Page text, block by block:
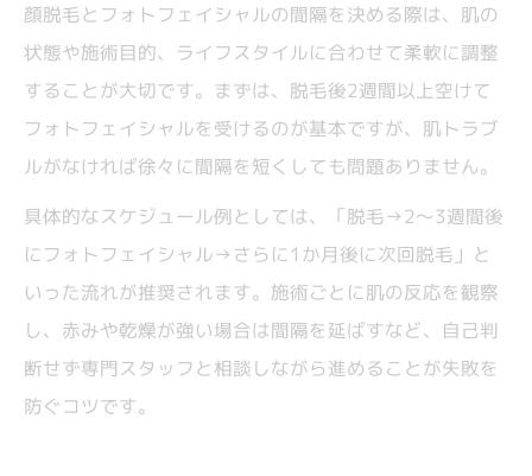
顔脱毛とフォトフェイシャルの間隔を決める際は、肌の
状態や施術目的、ライフスタイルに合わせて柔軟に調整
することが大切です。まずは、脱毛後2週間以上空けて
フォトフェイシャルを受けるのが基本ですが、肌トラブ
ルがなければ徐々に間隔を短くしても問題ありません。
具体的なスケジュール例としては、「脱毛→2～3週間後
にフォトフェイシャル→さらに1か月後に次回脱毛」と
いった流れが推奨されます。施術ごとに肌の反応を観察
し、赤みや乾燥が強い場合は間隔を延ばすなど、自己判
断せず専門スタッフと相談しながら進めることが失敗を
防ぐコツです。